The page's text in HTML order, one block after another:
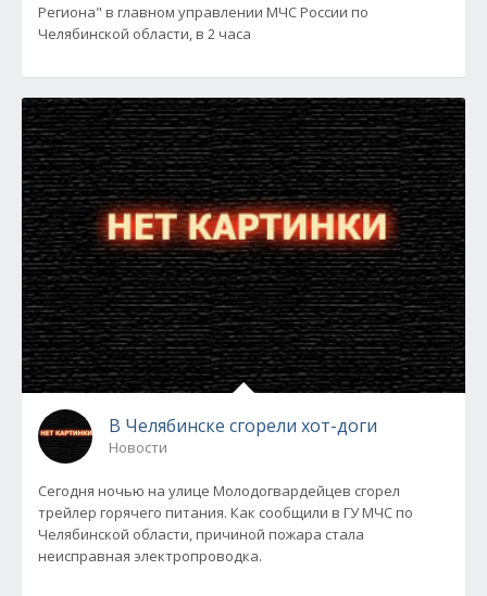
Региона" в главном управлении МЧС России по
Челябинской области, в 2 часа
В Челябинске сгорели хот-доги
Новости
Сегодня ночью на улице Молодогвардейцев сгорел
трейлер горячего питания. Как сообщили в ГУ МЧС по
Челябинской области, причиной пожара стала
неисправная электропроводка.